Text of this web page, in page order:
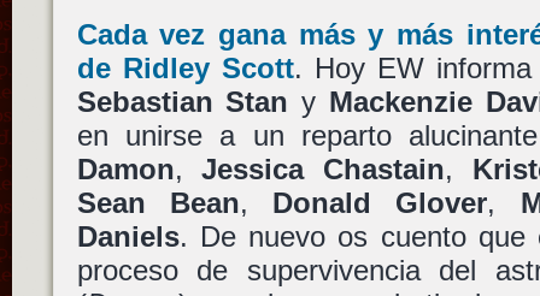
Cada vez gana más y más
de Ridley Scott. Hoy EW
Sebastian Stan y Mackenzie
en unirse a un reparto
Damon,Jessica Chastain,
Sean Bean, Donald Glover,
Daniels. De nuevo os cuento
proceso de supervivencia del